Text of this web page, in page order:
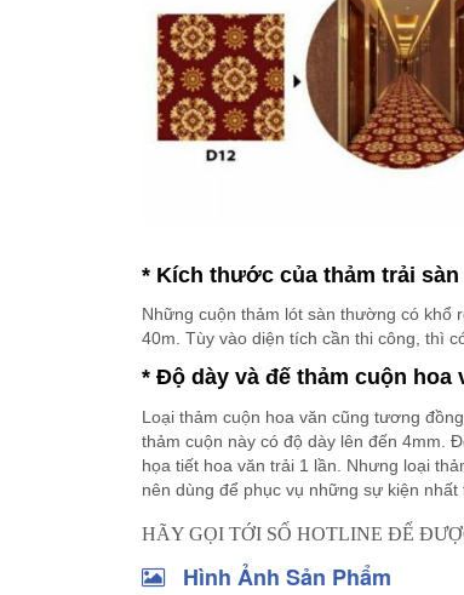
* Kích thước của thảm trải
Những cuộn thảm lót sàn thường có khổ
40m. Tùy vào diện tích cần thi công, thì
* Độ dày và đế thảm cuộn hoa
Loại thảm cuộn hoa văn cũng tương
thảm cuộn này có độ dày lên đến 4mm.
họa tiết hoa văn trải 1 lần. Nhưng loại
nên dùng để phục vụ những sự kiện nhất
HÃY GỌI TỚI SỐ HOTLINE ĐỂ
Hình Ảnh Sản Phẩm